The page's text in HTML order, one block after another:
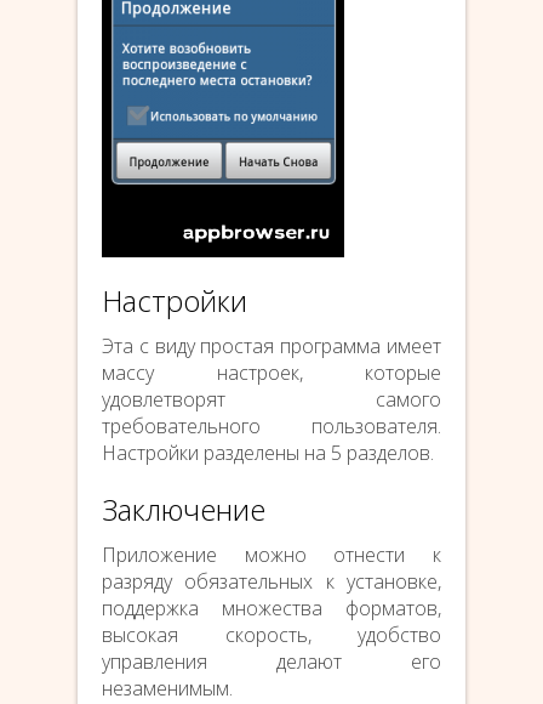
Настройки
Эта с виду простая программа имеет
массу настроек, которые
удовлетворят самого
требовательного пользователя.
Настройки разделены на 5 разделов.
Заключение
Приложение можно отнести к
разряду обязательных к установке,
поддержка множества форматов,
высокая скорость, удобство
управления делают его
незаменимым.